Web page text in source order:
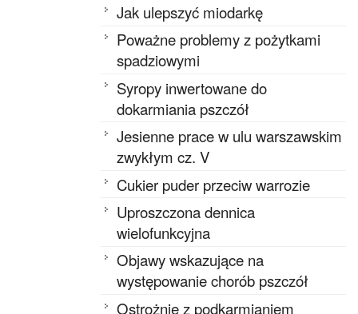
Jak ulepszyć miodarkę
Poważne problemy z pożytkami
spadziowymi
Syropy inwertowane do
dokarmiania pszczół
Jesienne prace w ulu warszawskim
zwykłym cz. V
Cukier puder przeciw warrozie
Uproszczona dennica
wielofunkcyjna
Objawy wskazujące na
występowanie chorób pszczół
Ostrożnie z podkarmianiem